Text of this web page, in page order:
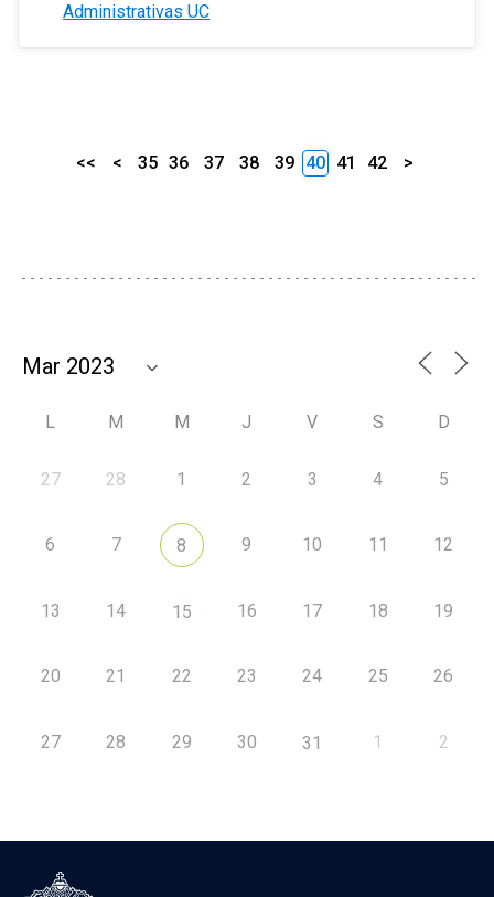
Administrativas UC
<< < 35 36 37 38 39 40 41 42 >
L M M J V S D
27 28 1 2 3 4 5
6 7 8 9 10 11 12
13 14 15 16 17 18 19
20 21 22 23 24 25 26
27 28 29 30 31 1 2